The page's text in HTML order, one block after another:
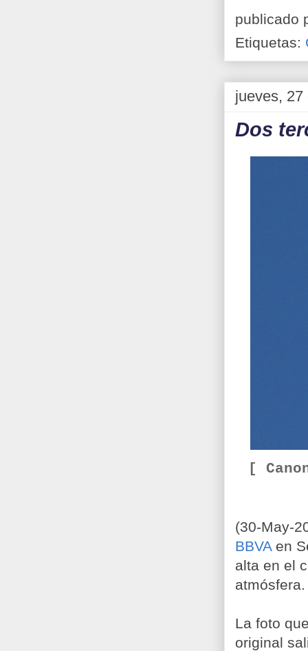
publicado
Etiquetas:
jueves, 27
Dos
[
(30-May-
BBVAen
alta en el
atmósfera.
La foto
original